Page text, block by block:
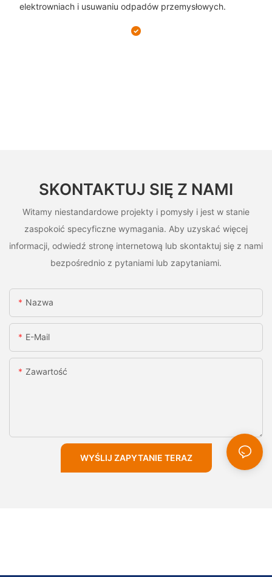
elektrowniach i usuwaniu odpadów przemysłowych.
SKONTAKTUJ SIĘ Z NAMI
Witamy niestandardowe projekty i pomysły i jest w stanie
zaspokoić specyficzne wymagania. Aby uzyskać więcej
informacji, odwiedź stronę internetową lub skontaktuj się z nami
bezpośrednio z pytaniami lub zapytaniami.
Nazwa
E-Mail
Zawartość
WYŚLIJ ZAPYTANIE TERAZ